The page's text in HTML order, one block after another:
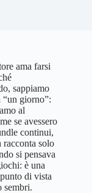
ama farsi
sappiamo
“un giorno”:
al
se avessero
continui,
racconta solo
si pensava
è una
di vista
sembri.